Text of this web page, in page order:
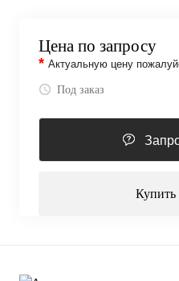
Цена по запросу
* Актуальную цену
Под заказ
Купить